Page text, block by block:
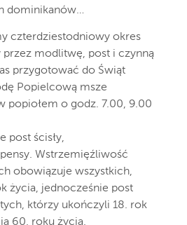
dominikanów…
czterdziestodniowy okres
modlitwę, post i czynną
przygotować do Świąt
Popielcową msze
popiołem o godz. 7.00, 9.00
post ścisły,
Wstrzemięźliwość
obowiązuje wszystkich,
życia, jednocześnie post
którzy ukończyli 18. rok
60. roku życia.